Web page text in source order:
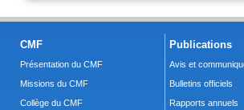
CMF
Présentation du CMF
Missions du CMF
Collège du CMF
Publications
Avis et
Bulletins officiels
Rapports annuels